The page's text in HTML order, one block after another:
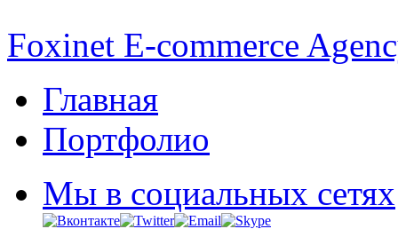
Foxinet E-commerce
Главная
Портфолио
Мы в социальных сетях